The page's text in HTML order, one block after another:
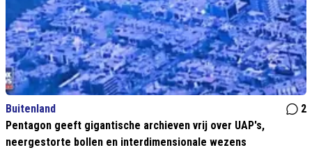
Buitenland
2
Pentagon geeft gigantische archieven vrij over UAP's,
neergestorte bollen en interdimensionale wezens